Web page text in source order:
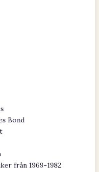
Bond
från 1969-1982